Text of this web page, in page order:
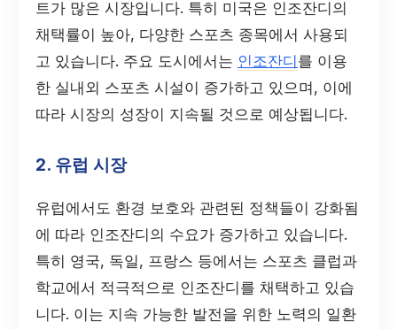
트가 많은 시장입니다. 특히 미국은 인조잔디의
채택률이 높아, 다양한 스포츠 종목에서 사용되
고 있습니다. 주요 도시에서는 인조잔디 를 이용
한 실내외 스포츠 시설이 증가하고 있으며, 이에
따라 시장의 성장이 지속될 것으로 예상됩니다.
2. 유럽 시장
유럽에서도 환경 보호와 관련된 정책들이 강화됨
에 따라 인조잔디의 수요가 증가하고 있습니다.
특히 영국, 독일, 프랑스 등에서는 스포츠 클럽과
학교에서 적극적으로 인조잔디를 채택하고 있습
니다. 이는 지속 가능한 발전을 위한 노력의 일환